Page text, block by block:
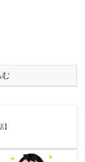
む